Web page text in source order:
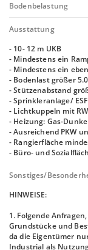
Bodenbelastung
Ausstattung
- 10- 12 m UKB
- Mindestens ein
- Mindestens ein
- Bodenlast größer
- Stützenabstand
- Sprinkleranlage/
- Lichtkuppeln mit
- Heizung: Gas-
- Ausreichend PKW
- Rangierfläche
- Büro- und
Sonstiges/
HINWEISE:
1. Folgende
Grundstücke und
da die Eigentümer
Industrial als